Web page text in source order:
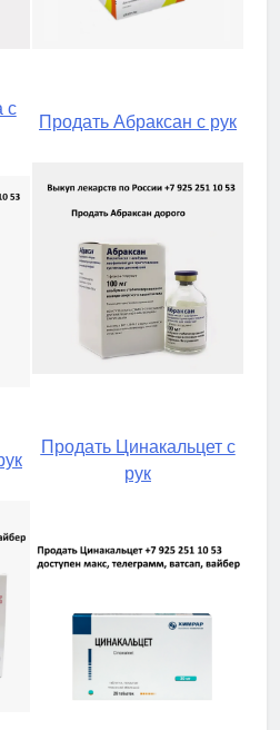
с
Продать Абраксан с рук
Продать Цинакальцет с
рук